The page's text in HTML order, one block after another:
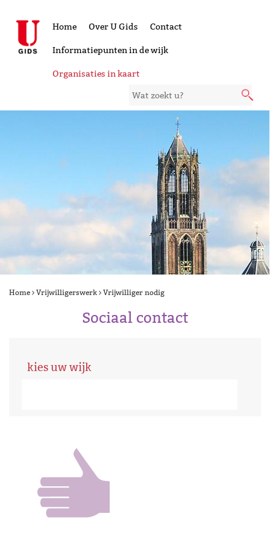
Home Over U Gids Contact
Informatiepunten in de wijk
Organisaties in kaart
Home Vrijwilligerswerk Vrijwilliger nodig
Sociaal contact
kies uw wijk